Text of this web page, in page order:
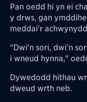
Pan oedd hi yn ei
y drws, gan
meddai'r
"Dwi'n sori, dwi'n
i wneud hynna,"
Dywedodd hithau
dweud wrth neb.